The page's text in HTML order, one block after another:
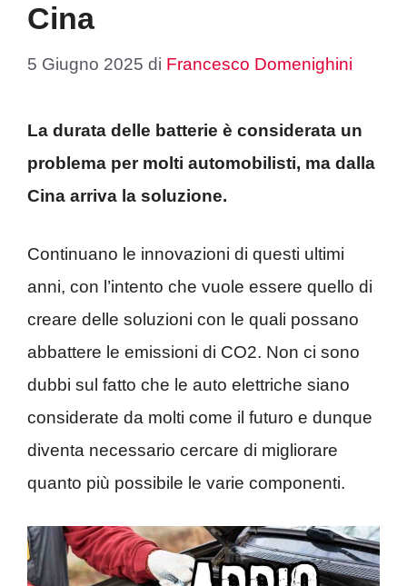
Cina
5 Giugno 2025 di Francesco Domenighini
La durata delle batterie è considerata un
problema per molti automobilisti, ma dalla
Cina arriva la soluzione.
Continuano le innovazioni di questi ultimi
anni, con l’intento che vuole essere quello di
creare delle soluzioni con le quali possano
abbattere le emissioni di CO2. Non ci sono
dubbi sul fatto che le auto elettriche siano
considerate da molti come il futuro e dunque
diventa necessario cercare di migliorare
quanto più possibile le varie componenti.